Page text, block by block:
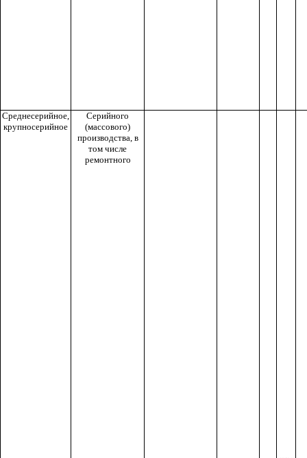
Среднесерийное,
крупносерийное
Серийного
(массового)
производства, в
том числе
ремонтного